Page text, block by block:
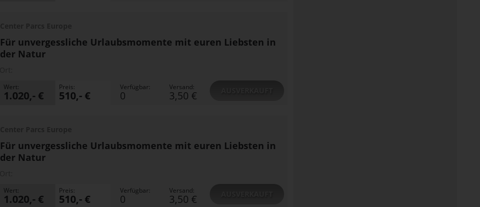
Für unvergessliche Urlaubsmomente mit euren Liebsten in
der Natur
Wert:
1.020,- €
Preis:
510,- €
Verfügbar:
0
Versand:
3,50 €
Für unvergessliche Urlaubsmomente mit euren Liebsten in
der Natur
Wert:
1.020,- €
Preis:
510,- €
Verfügbar:
0
Versand:
3,50 €